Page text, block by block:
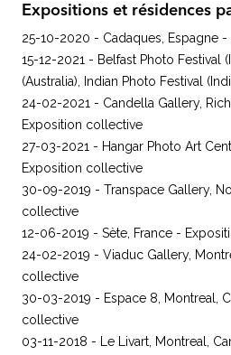
Expositions et résidences
25-10-2020 - Cadaques, Espagne
15-12-2021 - Belfast Photo Festival
(Australia), Indian Photo Festival
24-02-2021 - Candella Gallery,
Exposition collective
27-03-2021 - Hangar Photo Art
Exposition collective
30-09-2019 - Transpace Gallery,
collective
12-06-2019 - Sète, France -
24-02-2019 - Viaduc Gallery,
collective
30-03-2019 - Espace 8, Montreal,
collective
03-11-2018 - Le Livart, Montreal,